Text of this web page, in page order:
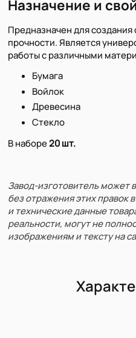
Назначение и
Предназначен для
прочности. Является
работы с различными
Бумага
Войлок
Древесина
Стекло
В наборе20 шт.
Завод-изготовитель может
без отражения этих правок
и технические данные
реальности, могут не
изображениям и тексту на